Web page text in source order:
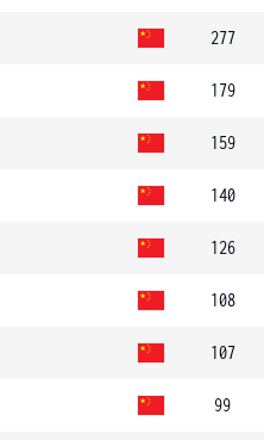
277
179
159
140
126
108
107
99